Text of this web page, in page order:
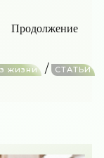
Продолжение
жизни / СТАТЬИ